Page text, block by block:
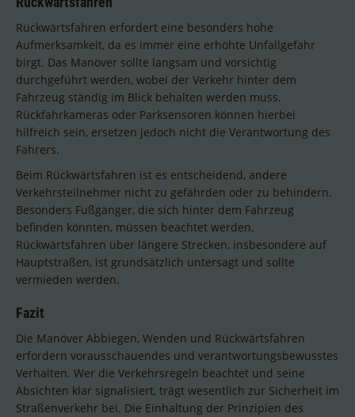
Rückwärtsfahren erfordert eine besonders hohe
Aufmerksamkeit, da es immer eine erhöhte Unfallgefahr
birgt. Das Manöver sollte langsam und vorsichtig
durchgeführt werden, wobei der Verkehr hinter dem
Fahrzeug ständig im Blick behalten werden muss.
Rückfahrkameras oder Parksensoren können hierbei
hilfreich sein, ersetzen jedoch nicht die Verantwortung des
Fahrers.
Beim Rückwärtsfahren ist es entscheidend, andere
Verkehrsteilnehmer nicht zu gefährden oder zu behindern.
Besonders Fußgänger, die sich hinter dem Fahrzeug
befinden könnten, müssen beachtet werden.
Rückwärtsfahren über längere Strecken, insbesondere auf
Hauptstraßen, ist grundsätzlich untersagt und sollte
vermieden werden.
Fazit
Die Manöver Abbiegen, Wenden und Rückwärtsfahren
erfordern vorausschauendes und verantwortungsbewusstes
Verhalten. Wer die Verkehrsregeln beachtet und seine
Absichten klar signalisiert, trägt wesentlich zur Sicherheit im
Straßenverkehr bei. Die Einhaltung der Prinzipien des